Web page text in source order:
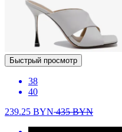
Быстрый просмотр
38
40
239.25 BYN435BYN